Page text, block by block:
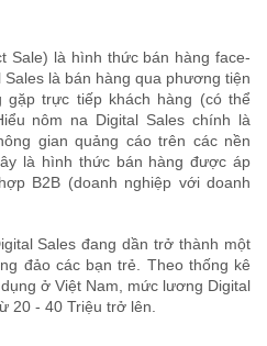
Sale) là hình thức bán hàng face-
là bán hàng qua phương tiện
trực tiếp khách hàng (có thể
nôm na Digital Sales chính là
gian quảng cáo trên các nền
là hình thức bán hàng được áp
B2B (doanh nghiệp với doanh
Sales đang dần trở thành một
đảo các bạn trẻ. Theo thống kê
ở Việt Nam, mức lương Digital
20 - 40 Triệu trở lên.